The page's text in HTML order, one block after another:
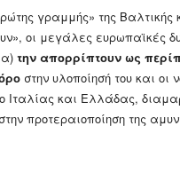
γραμμής» της Βαλτικής
οι μεγάλες ευρωπαϊκές
την απορρίπτουν ως
στην υλοποίησή του και οι
Ιταλίας και Ελλάδας,
προτεραιοποίηση της